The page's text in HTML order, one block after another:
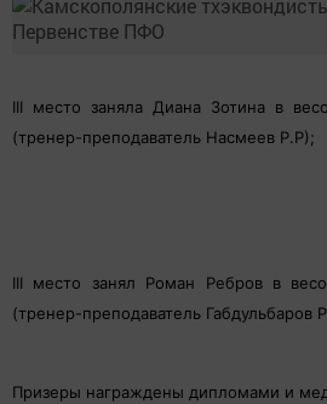
III место заняла Диана Зотина в
(тренер-преподаватель Насмеев Р.Р);
III место занял Роман Ребров в
(тренер-преподаватель Габдульбаров
Призеры награждены дипломами и